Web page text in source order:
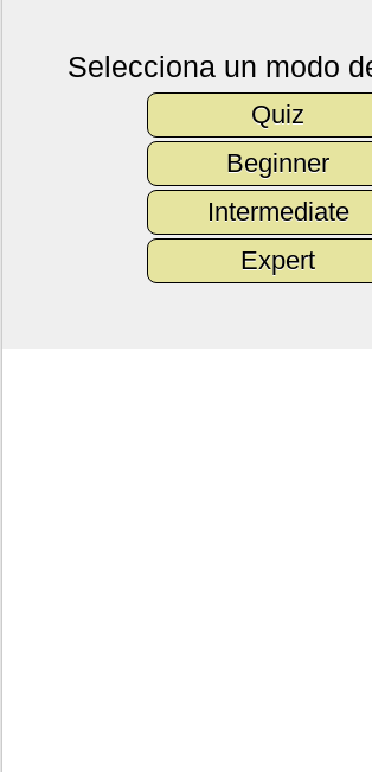
Selecciona un modo
Quiz
Beginner
Intermediate
Expert